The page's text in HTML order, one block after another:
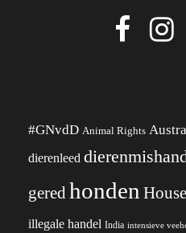
#GNvdD Animal Rights
dierenleed
geredhonden
illegale handel India intensieve